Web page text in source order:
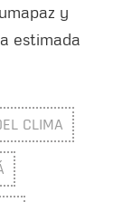
y
estimada
CLIMA